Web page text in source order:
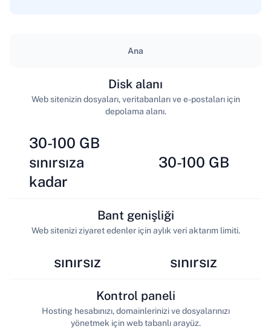
Ana
30-100 GB
sınırsıza
kadar
Disk alanı
Web sitenizin dosyaları, veritabanları ve e-postaları için
depolama alanı.
30-100 GB
sınırsız
Bant genişliği
Web sitenizi ziyaret edenler için aylık veri aktarım limiti.
sınırsız
Kontrol paneli
Hosting hesabınızı, domainlerinizi ve dosyalarınızı
yönetmek için web tabanlı arayüz.